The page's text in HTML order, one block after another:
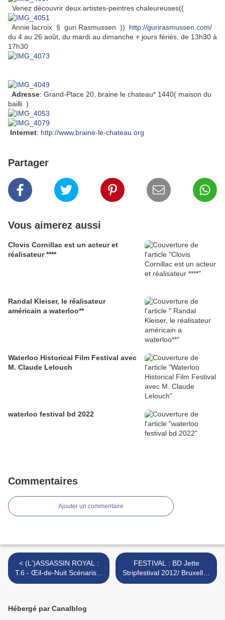
Venez découvrir deux artistes-peintres chaleureuses((
Annie lacroix § guri Rasmussen )) http://gurirasmussen.com/
du 4 au 26 août, du mardi au dimanche + jours fériés, de 13h30 à
17h30
Adresse: Grand-Place 20 , braine le chateau* 1440( maison du
bailli )
Internet: http://www.braine-le-chateau.org
Partager
Vous aimerez aussi
Clovis Cornillac est un acteur et
réalisateur ****
Randal Kleiser, le réalisateur
américain a waterloo**
Waterloo Historical Film Festival avec
M. Claude Lelouch
waterloo festival bd 2022
Commentaires
Ajouter un commentaire
< (L')ASSASSIN ROYAL :
T.6 - Œil-de-Nuit Scénariste
: GAUDIN, CLERJEAUD
FESTIVAL : BD Jette
Stripfestival 2012/ Bruxelles
>
Hébergé par Canalblog